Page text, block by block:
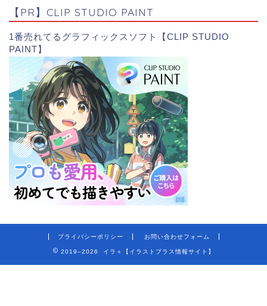
【PR】CLIP STUDIO PAINT
1番売れてるグラフィックスソフト【CLIP STUDIO
PAINT】
プライバシーポリシー お問い合わせフォーム
2019–2026 イラ＋【イラストプラス情報サイト】